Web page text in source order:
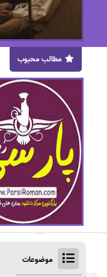
مطالب محبوب
موضوعات